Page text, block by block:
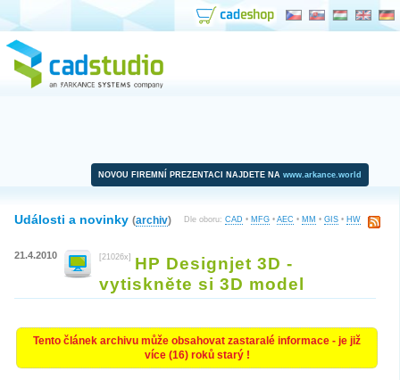
NOVOU FIREMNÍ PREZENTACI NAJDETE NA www.arkance.world
Dle oboru: CAD • MFG • AEC • MM • GIS • HW
Události a novinky (archiv)
21.4.2010 [21026x]
HP Designjet 3D -
vytiskněte si 3D model
Tento článek archivu může obsahovat zastaralé informace - je již
více (16) roků starý !